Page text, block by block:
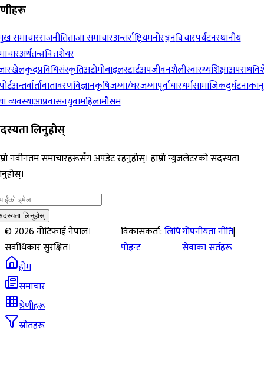
समाचारराजनीतिताजा समाचारअन्तर्राष्ट्रियमनोरञ्जनविचारपर्यटनस्थानीय
अर्थतन्त्रवित्तशेयर
खेलकुदप्रविधिसंस्कृतिअटोमोबाइलस्टार्टअपजीवनशैलीस्वास्थ्यशिक्षाअपराध
अन्तर्वार्तावातावरणविज्ञानकृषिजग्गा/घरजग्गापूर्वाधारधर्मसामाजिकदुर्घटना
व्यवस्थाआप्रवासनयुवामहिलामौसम
लिनुहोस्
नवीनतम समाचारहरूसँग अपडेट रहनुहोस्। हाम्रो न्युजलेटरको सदस्यता
लिनुहोस्
©2026नोटिफाई नेपाल।
सर्वाधिकार सुरक्षित।
विकासकर्ता:लिपि
पोइन्ट
गोपनीयता नीति|
सेवाका सर्तहरू
होम
समाचार
श्रेणीहरू
स्रोतहरू